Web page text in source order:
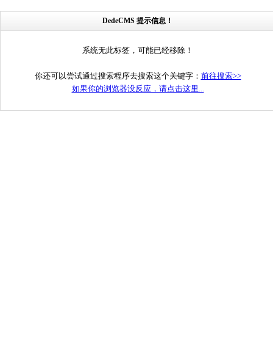
DedeCMS 提示信息！
系统无此标签，可能已经移除！
你还可以尝试通过搜索程序去搜索这个关键字： 前往搜索>>
如果你的浏览器没反应，请点击这里...